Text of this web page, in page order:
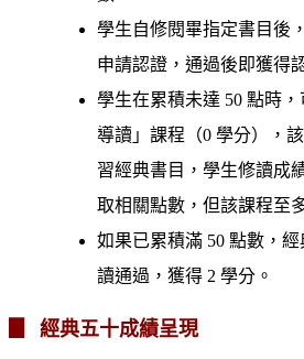
學生自修閱畢指定書目後
申請認證，通過後即獲得
學生在累積未達 50 點時
導讀」課程（0 學分），
習經典書目，學生修讀成
取相關點數，但該課程至
如果已累積滿 50 點數，
讀通過，獲得 2 學分。
▊ 經典五十成績呈現